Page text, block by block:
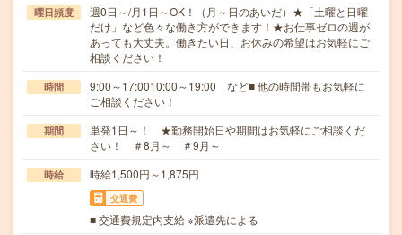
曜日頻度
週0日～/月1日～OK！（月～日のあいだ）★「土曜と日曜
だけ」など色々な働き方ができます！★お仕事ゼロの週が
あっても大丈夫。働きたい日、お休みの希望はお気軽にご
相談ください！
時間
9:00～17:0010:00～19:00 など■ 他の時間帯もお気軽に
ご相談ください！
期間
単発1日～！ ★勤務開始日や期間はお気軽にご相談くだ
さい！ ＃8月～ ＃9月～
時給 時給1,500円～1,875円
交通費
■ 交通費規定内支給 ※派遣先による